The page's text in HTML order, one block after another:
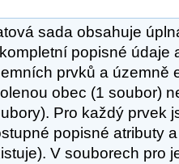
sada obsahuje
popisné údaje
prvků a územně
obec (1 soubor)
Pro každý prvek
popisné atributy
V souborech pro